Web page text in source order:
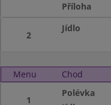
Příloha
2
Jídlo
Menu Chod
1
Polévka